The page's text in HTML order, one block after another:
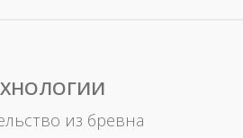
из бревна